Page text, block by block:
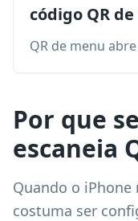
código QR
QR de menu
Por que
escaneia
Quando o iPhone
costuma ser